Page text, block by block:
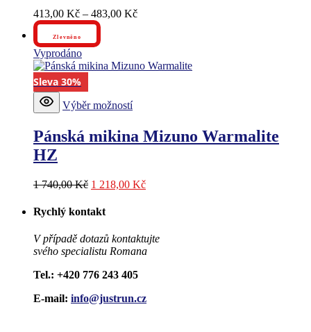
vybrat
413,00 Kč – 483,00 KčRozpětí
483,00 Kč
Zlevněno
Vyprodáno
Sleva 30%
Výběr možnostíprodukt
více
variant.
vybrat
Pánská mikina Mizuno Warmalite
HZ
1 740,00Kč Původní
byla:
740,00 Kč.
1 218,00 KčAktuální
218,00 Kč.
Rychlý kontakt
V případě dotazů kontaktujte
svého specialistu Romana
Tel.: +420 776 243 405
E-mail: info@justrun.cz